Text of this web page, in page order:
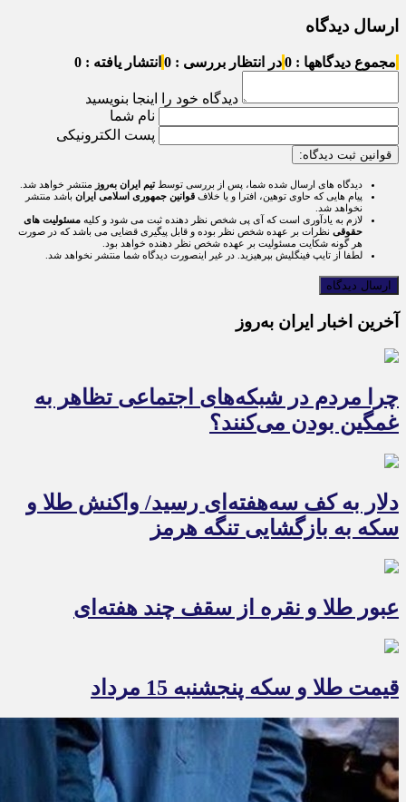
ارسال دیدگاه
مجموع دیدگاهها : 0 در انتظار بررسی : 0 انتشار یافته : 0
دیدگاه خود را اینجا بنویسید
نام شما
پست الکترونیکی
قوانین ثبت دیدگاه:
دیدگاه های ارسال شده شما، پس از بررسی توسطتیم ایران به‌روز منتشر خواهد شد.
پیام هایی که حاوی توهین، افترا و یا خلاف قوانین جمهوری اسلامی ایران باشد منتشر
نخواهد شد.
لازم به یادآوری است که آی پی شخص نظر دهنده ثبت می شود و کلیه مسئولیت های
حقوقی نظرات بر عهده شخص نظر بوده و قابل پیگیری قضایی می باشد که در صورت
هر گونه شکایت مسئولیت بر عهده شخص نظر دهنده خواهد بود.
لطفا از تایپ فینگلیش بپرهیزید. در غیر اینصورت دیدگاه شما منتشر نخواهد شد.
آخرین اخبار ایران به‌روز
چرا مردم در شبکه‌های اجتماعی تظاهر به
غمگین بودن می‌کنند؟
دلار به کف سه‌هفته‌ای رسید/ واکنش طلا و
سکه به بازگشایی تنگه هرمز
عبور طلا و نقره از سقف چند هفته‌ای
قیمت طلا و سکه پنجشنبه 15 مرداد